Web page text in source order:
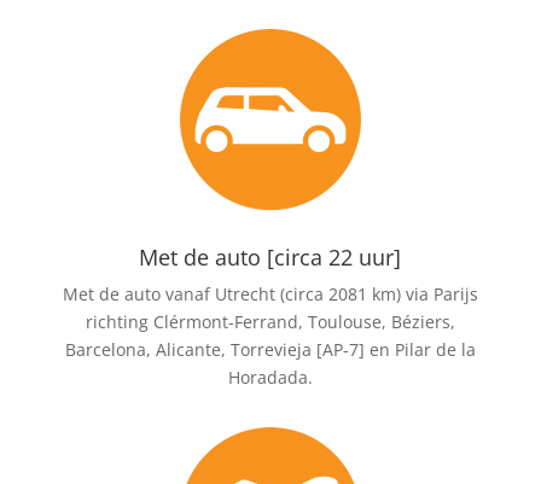
Met de auto [circa 22 uur]
Met de auto vanaf Utrecht (circa 2081 km) via Parijs
richting Clérmont-Ferrand, Toulouse, Béziers,
Barcelona, Alicante, Torrevieja [AP-7] en Pilar de la
Horadada.